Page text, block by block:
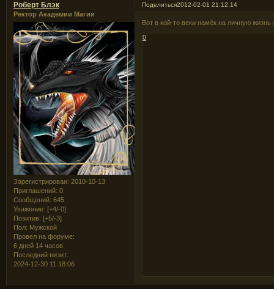
Поделиться2012-02-01 21:12:14
Роберт Блэк
Ректор Академии Магии
Зарегистрирован: 2010-10-13
Приглашений: 0
Сообщений: 645
Уважение: [+4/-0]
Позитив: [+5/-3]
Пол: Мужской
Провел на форуме:
6 дней 14 часов
Последний визит:
2024-12-30 11:18:06
Вот в кой-то веки намёк на личную
0